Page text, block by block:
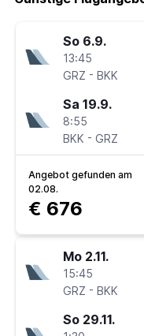
So 6.9.
13:45
GRZ - BKK
Sa 19.9.
8:55
BKK - GRZ
Angebot gefunden am
02.08.
€ 676
Mo 2.11.
15:45
GRZ - BKK
So 29.11.